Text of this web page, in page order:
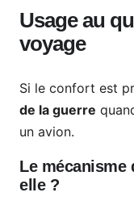
Usage au
voyage
Si le confort est
de la guerre
un avion.
Le mécanisme
elle ?